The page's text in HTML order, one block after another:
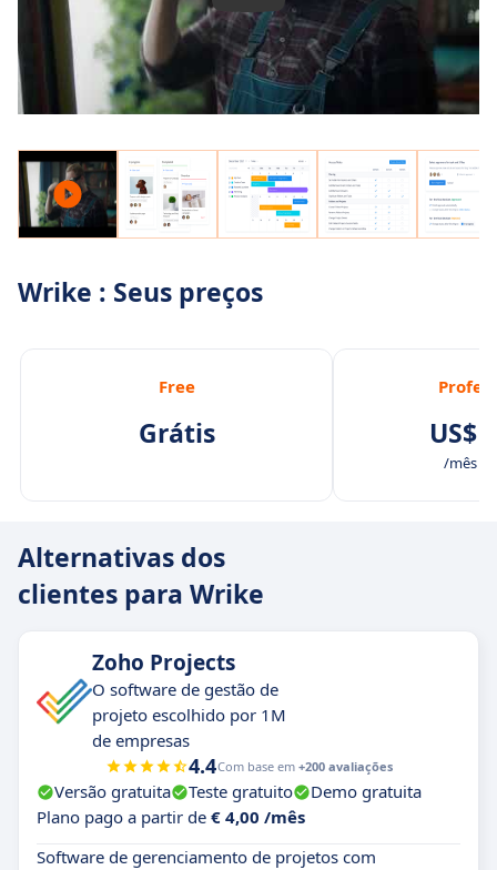
Wrike : Seus preços
Free
Grátis US$
/mês /
Alternativas dos
clientes para Wrike
Zoho Projects
O software de gestão de
projeto escolhido por 1M
de empresas
4.4Com base em +200 avaliações
Versão gratuita Teste gratuito
Demo gratuita
Plano pago a partir de € 4,00 /mês
Software de gerenciamento de projetos com